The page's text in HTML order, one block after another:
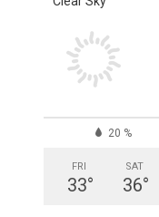
20 %
FRI
33°
SAT
36°